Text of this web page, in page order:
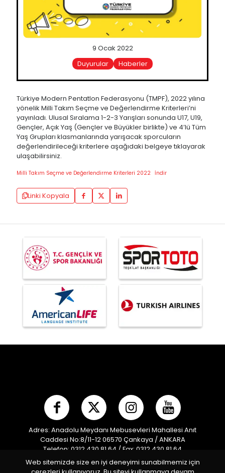
9 Ocak 2022
Duyurular
Haberler
Türkiye Modern Pentatlon Federasyonu (TMPF), 2022 yılına
yönelik Milli Takım Seçme ve Değerlendirme Kriterleri’ni
yayınladı. Ulusal Sıralama 1-2-3 Yarışları sonunda U17, U19,
Gençler, Açık Yaş (Gençler ve Büyükler birlikte) ve 4’lü Tüm
Yaş Grupları klasmanlarında yarışacak sporcuların
değerlendirileceği kriterlere aşağıdaki belgeye tıklayarak
ulaşabilirsiniz.
Milli Takım Seçme ve Değerlendirme Kriterleri 2022 İndir
Linki Kopyala
Adres: Anadolu Meydanı Mebusevleri Mahallesi Anıt
Caddesi No:8/11-12 06570 Çankaya / ANKARA
Telefon: 0312 430 81 64 / Fax: 0312 430 81 64
E-posta: info@mpf.org.tr/ Kep Adresi:
modernpentatlonfederasyonu@hs01.kep.tr
Web sitemizde size en iyi deneyimi sunabilmemiz için